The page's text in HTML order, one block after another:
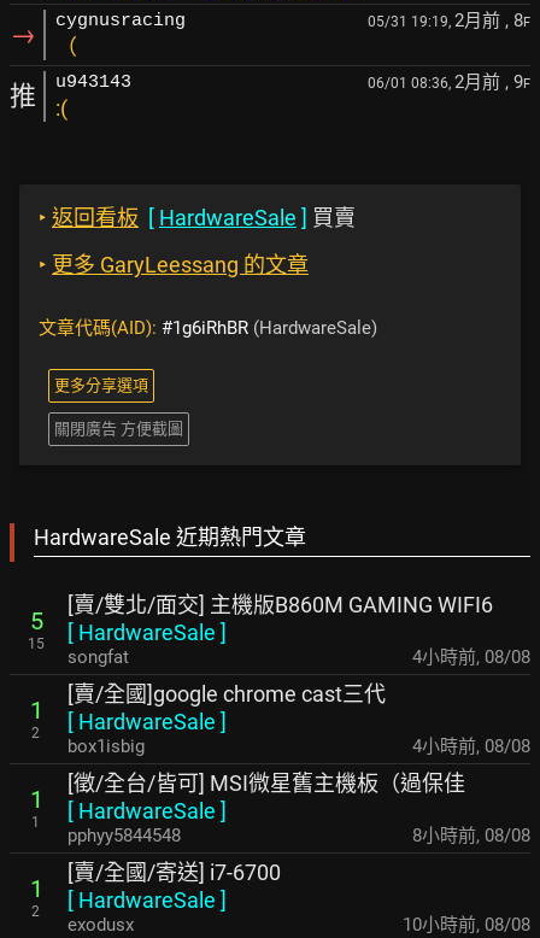
→ cygnusracing 05/31 19:19, 2月前 , 8F
（
推 u943143 06/01 08:36, 2月前 , 9F
:(
‣ 返回看板 [ HardwareSale ] 買賣
‣ 更多 GaryLeessang 的文章
文章代碼(AID): #1g6iRhBR (HardwareSale)
更多分享選項
關閉廣告 方便截圖
HardwareSale 近期熱門文章
5
15
[賣/雙北/面交] 主機版B860M GAMING WIFI6
[ HardwareSale ]
songfat 4小時前, 08/08
1
2
[賣/全國]google chrome cast三代
[ HardwareSale ]
box1isbig 4小時前, 08/08
1
1
[徵/全台/皆可] MSI微星舊主機板（過保佳
[ HardwareSale ]
pphyy5844548 8小時前, 08/08
1
2
[賣/全國/寄送] i7-6700
[ HardwareSale ]
exodusx 10小時前, 08/08